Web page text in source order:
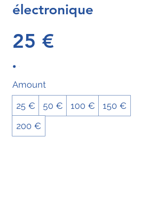
électronique
25 €
Amount
25 € 50 € 100 €
150 €
200 €